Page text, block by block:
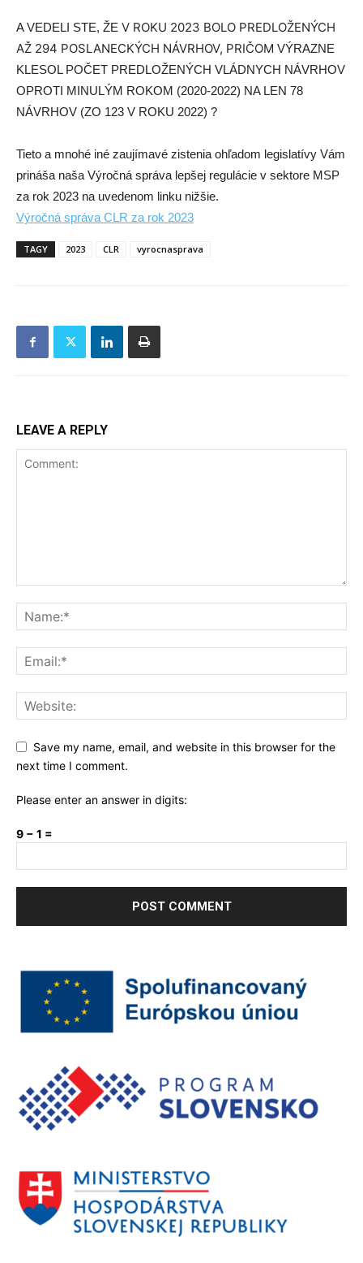
A VEDELI STE, ŽE V ROKU 2023 BOLO PREDLOŽENÝCH
AŽ 294 POSLANECKÝCH NÁVRHOV, PRIČOM VÝRAZNE
KLESOL POČET PREDLOŽENÝCH VLÁDNYCH NÁVRHOV
OPROTI MINULÝM ROKOM (2020-2022) NA LEN 78
NÁVRHOV (ZO 123 V ROKU 2022) ?
Tieto a mnohé iné zaujímavé zistenia ohľadom legislatívy Vám
prináša naša Výročná správa lepšej regulácie v sektore MSP
za rok 2023 na uvedenom linku nižšie.
Výročná správa CLR za rok 2023
TAGY 2023 CLR vyrocnasprava
LEAVE A REPLY
Save my name, email, and website in this browser for the
next time I comment.
Please enter an answer in digits:
9 − 1 =